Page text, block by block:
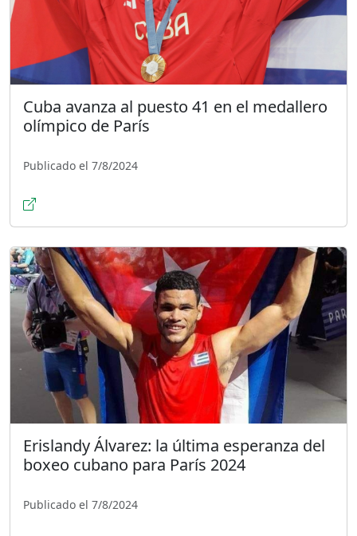
Cuba avanza al puesto 41 en el medallero
olímpico de París
Publicado el 7/8/2024
Erislandy Álvarez: la última esperanza del
boxeo cubano para París 2024
Publicado el 7/8/2024